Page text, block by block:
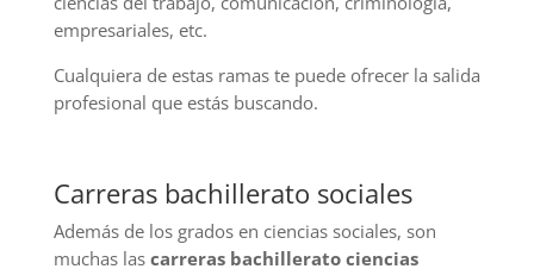
empresariales, etc.
Cualquiera de estas ramas te puede ofrecer la salida
profesional que estás buscando.
Carreras bachillerato sociales
Además de los grados en ciencias sociales, son
muchas las carreras bachillerato ciencias